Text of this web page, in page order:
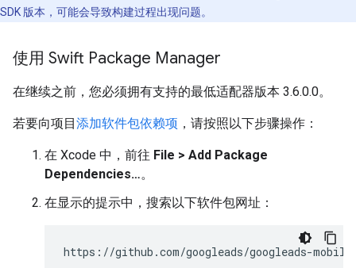
SDK 版本，可能会导致构建过程出现问题。
使用 Swift Package Manager
在继续之前，您必须拥有支持的最低适配器版本 3.6.0.0。
若要向项目添加软件包依赖项 ，请按照以下步骤操作：
在 Xcode 中，前往 File > Add Package
Dependencies…。
在显示的提示中，搜索以下软件包网址：